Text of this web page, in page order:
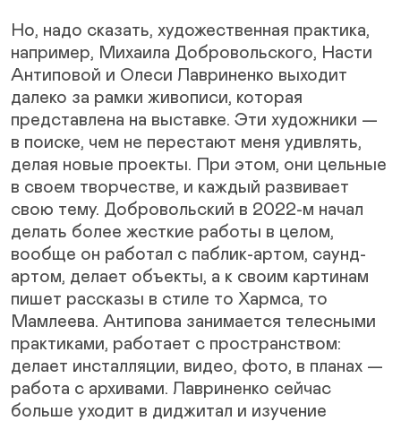
Но, надо сказать, художественная практика,
например, Михаила Добровольского, Насти
Антиповой и Олеси Лавриненко выходит
далеко за рамки живописи, которая
представлена на выставке. Эти художники —
в поиске, чем не перестают меня удивлять,
делая новые проекты. При этом, они цельные
в своем творчестве, и каждый развивает
свою тему. Добровольский в 2022-м начал
делать более жесткие работы в целом,
вообще он работал с паблик-артом, саунд-
артом, делает объекты, а к своим картинам
пишет рассказы в стиле то Хармса, то
Мамлеева. Антипова занимается телесными
практиками, работает с пространством:
делает инсталляции, видео, фото, в планах —
работа с архивами. Лавриненко сейчас
больше уходит в диджитал и изучение